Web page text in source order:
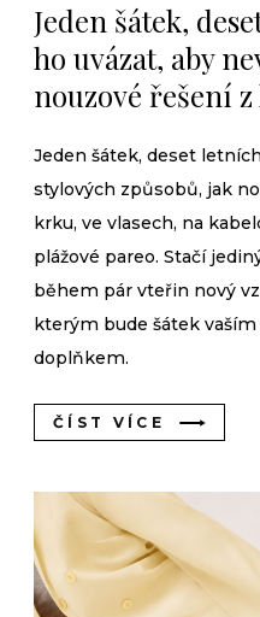
Jeden šátek,
ho uvázat, aby
nouzové řešení
Jeden šátek, deset
stylových způsobů, jak
krku, ve vlasech, na
plážové pareo. Stačí
během pár vteřin nový
kterým bude šátek
doplňkem.
ČÍST VÍCE